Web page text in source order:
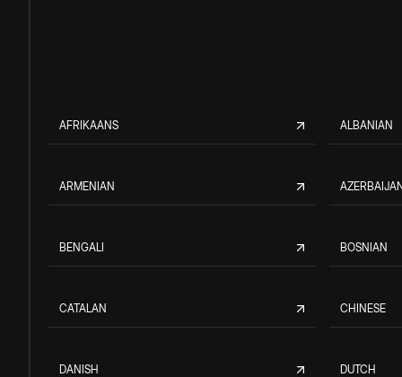
AFRIKAANS ALBANIAN
ARMENIAN
BENGALI BOSNIAN
CATALAN CHINESE
DANISH DUTCH